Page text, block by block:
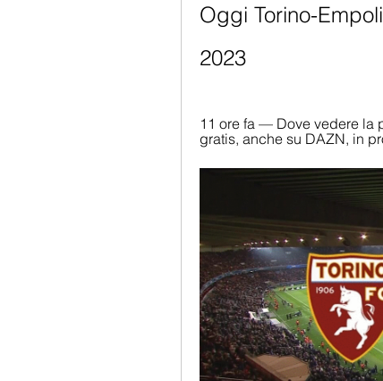
Oggi Torino-
2023
11 ore fa — Dove vedere la
gratis, anche su DAZN, in